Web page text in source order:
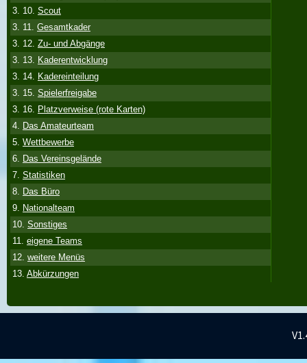
3. 10. Scout
3. 11. Gesamtkader
3. 12. Zu- und Abgänge
3. 13. Kaderentwicklung
3. 14. Kadereinteilung
3. 15. Spielerfreigabe
3. 16. Platzverweise (rote Karten)
4. Das Amateurteam
5. Wettbewerbe
6. Das Vereinsgelände
7. Statistiken
8. Das Büro
9. Nationalteam
10. Sonstiges
11. eigene Teams
12. weitere Menüs
13. Abkürzungen